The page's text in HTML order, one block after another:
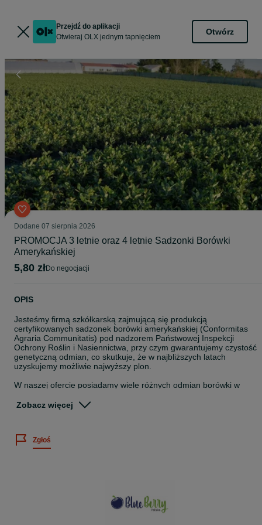
Przejdź do aplikacji
Otwieraj OLX jednym tapnięciem
Otwórz
Dodane 07 sierpnia 2026
PROMOCJA 3 letnie oraz 4 letnie Sadzonki Borówki
Amerykańskiej
5,80 zł do negocjacji
OPIS
Jesteśmy firmą szkółkarską zajmującą się produkcją
certyfikowanych sadzonek borówki amerykańskiej (Conformitas
Agraria Communitatis) pod nadzorem Państwowej Inspekcji
Ochrony Roślin i Nasiennictwa, przy czym gwarantujemy czystość
genetyczną odmian, co skutkuje, że w najbliższych latach
uzyskujemy możliwie najwyższy plon.
W naszej ofercie posiadamy wiele różnych odmian borówki w
szkółkami oraz plantatorami w kraju i za granicą. Naszym klientom
-Bluecrop
-Duke
Zobacz więcej
Zgłoś